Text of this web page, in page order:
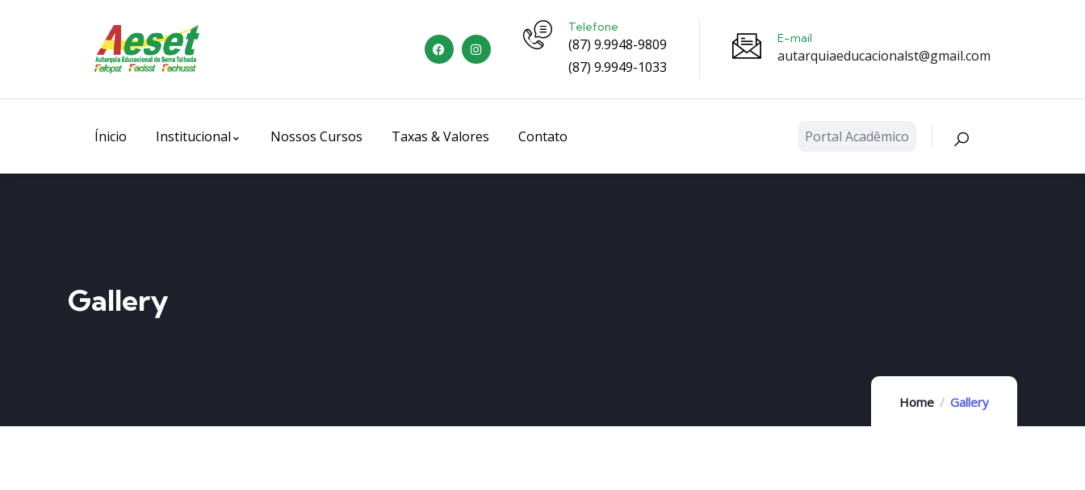
Telefone
(87) 9.9948-9809
(87) 9.9949-1033
E-mail
autarquiaeducacionalst@gmail.com
Ínicio Institucional Nossos Cursos Taxas & Valores Contato Portal Acadêmico
Gallery
Home Gallery